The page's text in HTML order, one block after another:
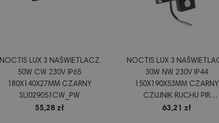
NOCTIS LUX 3 NAŚWIETLACZ
50W CW 230V IP65
180X140X27MM CZARNY
SLI029051CW_PW
55,28 zł
NOCTIS LUX 3
30W NW 230V IP44
150X190X53MM CZARNY
CZUJNIK RUCHU PIR
SLI029050NW_CZUJNIK_PW
63,21 zł